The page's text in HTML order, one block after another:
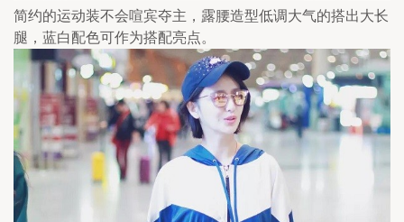
简约的运动装不会喧宾夺主，露腰造型低调大气的搭出大长
腿，蓝白配色可作为搭配亮点。